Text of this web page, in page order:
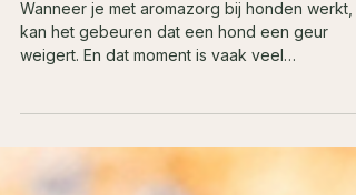
Wanneer een hond een geur
weigert: wat dat ons vertelt
Wanneer je met aromazorg bij honden werkt,
weigert. En dat moment is vaak veel
betekenisvoller dan we op het eerste gezicht